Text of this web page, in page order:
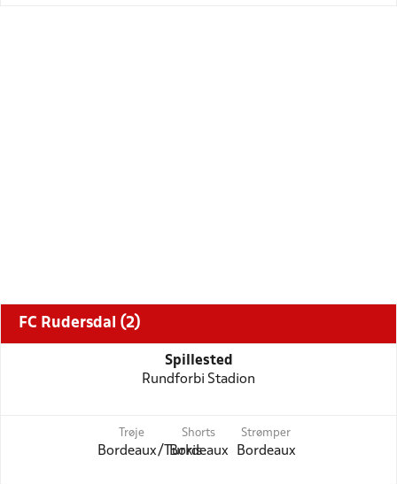
FC Rudersdal (2)
Spillested
Rundforbi Stadion
Trøje
Bordeaux/Turkis
Shorts
Bordeaux
Strømper
Bordeaux